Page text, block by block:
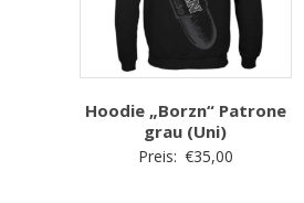
Hoodie „Borzn“ Patrone
grau (Uni)
Preis: €35,00